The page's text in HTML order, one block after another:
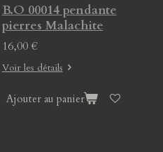
B.O 00014 pendante
pierres Malachite
16,00 €
Voir les détails
Ajouter au panier